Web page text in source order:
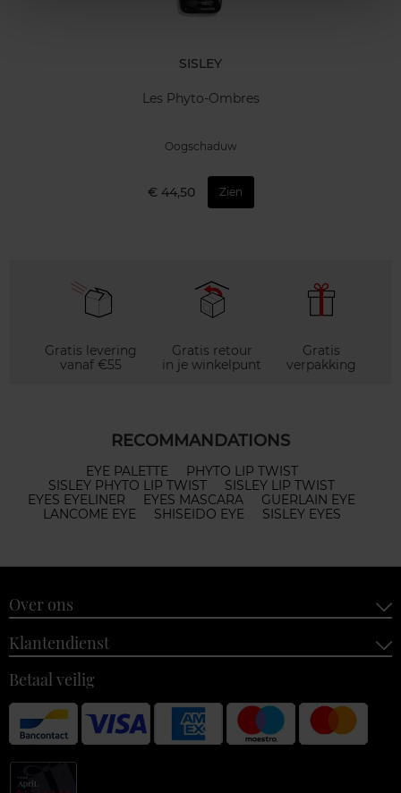
SISLEY
Les Phyto-Ombres
Oogschaduw
€ 44,50 Zien
Gratis levering
vanaf €55
Gratis retour
in je winkelpunt
Gratis
verpakking
RECOMMANDATIONS
EYE PALETTE
PHYTO LIP TWIST
SISLEY PHYTO LIP TWIST
SISLEY LIP TWIST
EYES EYELINER
EYES MASCARA
GUERLAIN EYE
LANCOME EYE
SHISEIDO EYE SISLEY EYES
Over ons
Klantendienst
Betaal veilig